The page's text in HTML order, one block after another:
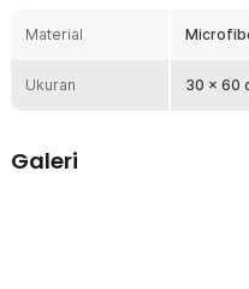
maksimal.
Selain memiliki daya serap
interior. Lap akan
goresan.
Material
Ukuran 30 x 60
Galeri